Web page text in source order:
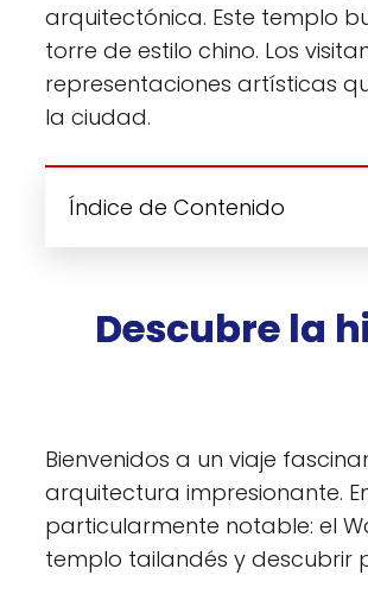
arquitectónica. Este templo
torre de estilo chino. Los
representaciones artísticas
la ciudad.
Índice de Contenido
Descubre la
Bienvenidos a un viaje
arquitectura impresionante.
particularmente notable: el
templo tailandés y descubrir